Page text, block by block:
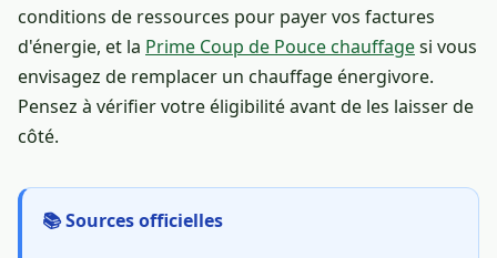
conditions de ressources pour payer vos factures
d'énergie, et la Prime Coup de Pouce chauffagesi vous
envisagez de remplacer un chauffage énergivore.
Pensez à vérifier votre éligibilité avant de les laisser de
côté.
📚 Sources officielles